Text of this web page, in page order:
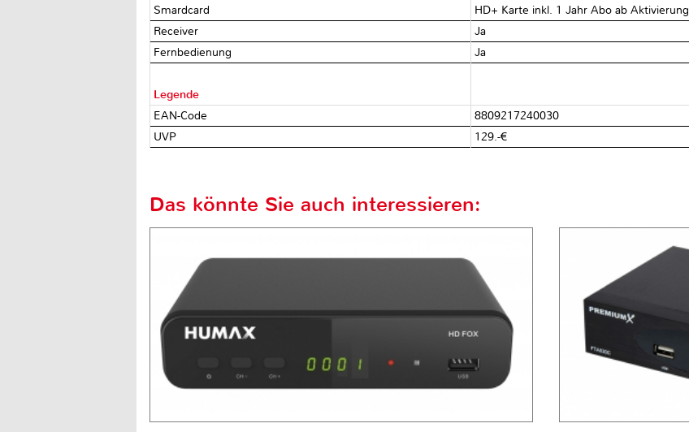
Smardcard
HD+ Karte inkl. 1 Jahr Abo ab Aktivierung
Receiver
Ja
Fernbedienung
Ja
Legende
EAN-Code
8809217240030
UVP
129.-€
Das könnte Sie auch interessieren: